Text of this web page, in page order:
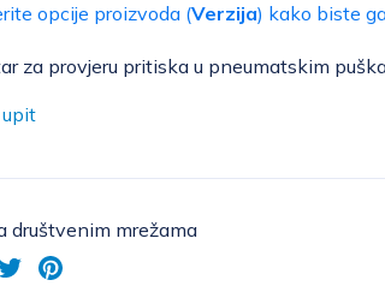
opcije proizvoda (Verzija) kako biste
za provjeru pritiska u pneumatskim
upit
društvenim mrežama